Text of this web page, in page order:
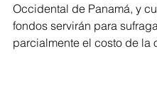
Occidental de Panamá, y
fondos servirán para
parcialmente el costo de la